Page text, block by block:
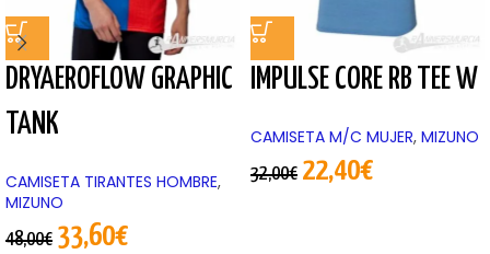
DRYAEROFLOW GRAPHIC
TANK
CAMISETA TIRANTES HOMBRE,
MIZUNO
48,00€ 33,60€
IMPULSE CORE RB TEE W
CAMISETA M/C MUJER, MIZUNO
32,00€ 22,40€